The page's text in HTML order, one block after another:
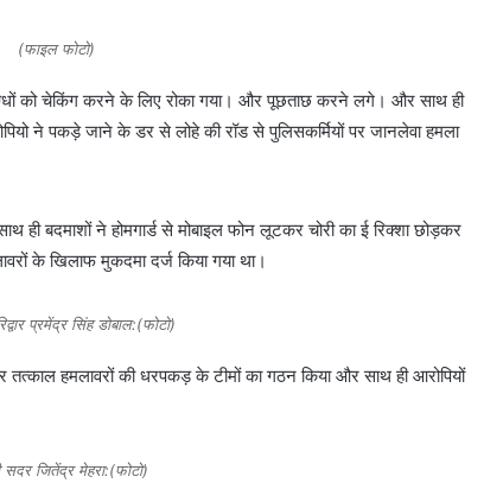
(फाइल फोटो)
को चेकिंग करने के लिए रोका गया। और पूछताछ करने लगे। और साथ ही
ने पकड़े जाने के डर से लोहे की रॉड से पुलिसकर्मियों पर जानलेवा हमला
ही बदमाशों ने होमगार्ड से मोबाइल फोन लूटकर चोरी का ई रिक्शा छोड़कर
के खिलाफ मुकदमा दर्ज किया गया था।
प्रमेंद्र सिंह डोबाल:(फोटो)
तत्काल हमलावरों की धरपकड़ के टीमों का गठन किया और साथ ही आरोपियों
सदर जितेंद्र मेहरा:(फोटो)